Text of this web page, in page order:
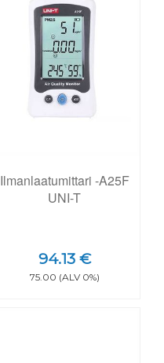
Ilmanlaatumittari -A25F
UNI-T
94.13 €
75.00 (ALV 0%)